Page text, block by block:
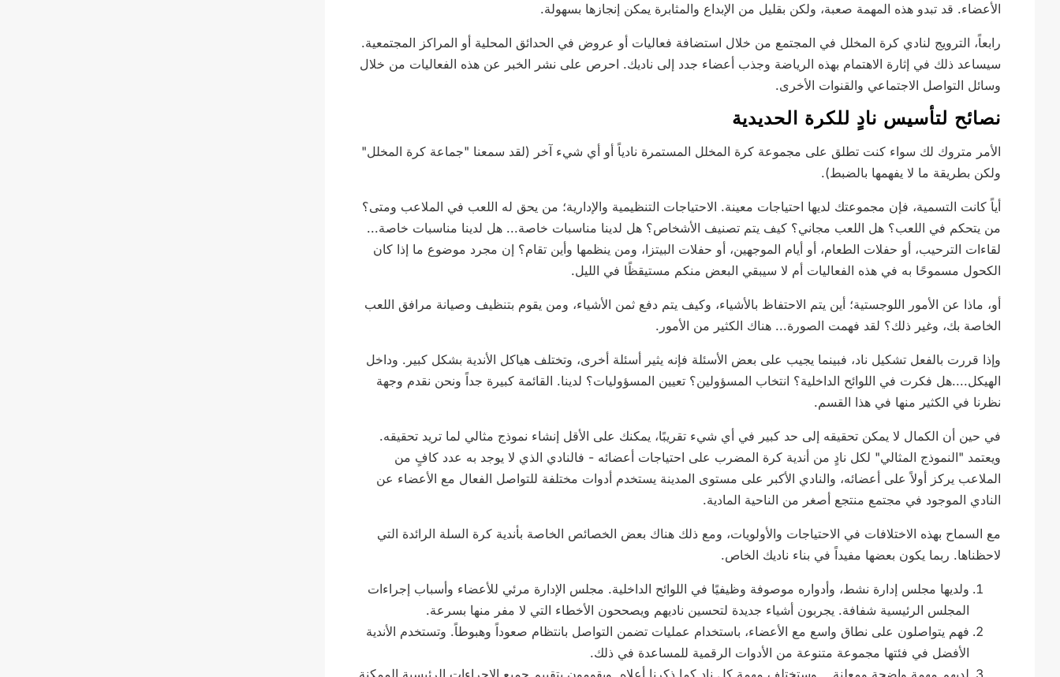
الأعضاء. قد تبدو هذه المهمة صعبة، ولكن بقليل من الإبداع والمثابرة يمكن إنجازها بسهولة.
رابعاً، الترويج لنادي كرة المخلل في المجتمع من خلال استضافة فعاليات أو عروض في الحدائق المحلية أو المراكز المجتمعية.
سيساعد ذلك في إثارة الاهتمام بهذه الرياضة وجذب أعضاء جدد إلى ناديك. احرص على نشر الخبر عن هذه الفعاليات من خلال
وسائل التواصل الاجتماعي والقنوات الأخرى.
نصائح لتأسيس نادٍ للكرة الحديدية
الأمر متروك لك سواء كنت تطلق على مجموعة كرة المخلل المستمرة نادياً أو أي شيء آخر (لقد سمعنا "جماعة كرة المخلل"
ولكن بطريقة ما لا يفهمها بالضبط).
أياً كانت التسمية، فإن مجموعتك لديها احتياجات معينة. الاحتياجات التنظيمية والإدارية؛ من يحق له اللعب في الملاعب ومتى؟
من يتحكم في اللعب؟ هل اللعب مجاني؟ كيف يتم تصنيف الأشخاص؟ هل لدينا مناسبات خاصة... هل لدينا مناسبات خاصة...
لقاءات الترحيب، أو حفلات الطعام، أو أيام الموجهين، أو حفلات البيتزا، ومن ينظمها وأين تقام؟ إن مجرد موضوع ما إذا كان
الكحول مسموحًا به في هذه الفعاليات أم لا سيبقي البعض منكم مستيقظًا في الليل.
أو، ماذا عن الأمور اللوجستية؛ أين يتم الاحتفاظ بالأشياء، وكيف يتم دفع ثمن الأشياء، ومن يقوم بتنظيف وصيانة مرافق اللعب
الخاصة بك، وغير ذلك؟ لقد فهمت الصورة... هناك الكثير من الأمور.
وإذا قررت بالفعل تشكيل ناد، فبينما يجيب على بعض الأسئلة فإنه يثير أسئلة أخرى، وتختلف هياكل الأندية بشكل كبير. وداخل
الهيكل....هل فكرت في اللوائح الداخلية؟ انتخاب المسؤولين؟ تعيين المسؤوليات؟ لدينا. القائمة كبيرة جداً ونحن نقدم وجهة
نظرنا في الكثير منها في هذا القسم.
في حين أن الكمال لا يمكن تحقيقه إلى حد كبير في أي شيء تقريبًا، يمكنك على الأقل إنشاء نموذج مثالي لما تريد تحقيقه.
ويعتمد "النموذج المثالي" لكل نادٍ من أندية كرة المضرب على احتياجات أعضائه - فالنادي الذي لا يوجد به عدد كافٍ من
الملاعب يركز أولاً على أعضائه، والنادي الأكبر على مستوى المدينة يستخدم أدوات مختلفة للتواصل الفعال مع الأعضاء عن
النادي الموجود في مجتمع منتجع أصغر من الناحية المادية.
مع السماح بهذه الاختلافات في الاحتياجات والأولويات، ومع ذلك هناك بعض الخصائص الخاصة بأندية كرة السلة الرائدة التي
لاحظناها. ربما يكون بعضها مفيداً في بناء ناديك الخاص.
ولديها مجلس إدارة نشط، وأدواره موصوفة وظيفيًا في اللوائح الداخلية. مجلس الإدارة مرئي للأعضاء وأسباب إجراءات
المجلس الرئيسية شفافة. يجربون أشياء جديدة لتحسين ناديهم ويصححون الأخطاء التي لا مفر منها بسرعة.
فهم يتواصلون على نطاق واسع مع الأعضاء، باستخدام عمليات تضمن التواصل بانتظام صعوداً وهبوطاً. وتستخدم الأندية
الأفضل في فئتها مجموعة متنوعة من الأدوات الرقمية للمساعدة في ذلك.